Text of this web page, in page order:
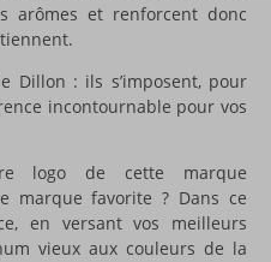
arômes et renforcent donc
Dillon : ils s’imposent, pour
incontournable pour vos
logo de cette marque
marque favorite ? Dans ce
en versant vos meilleurs
vieux aux couleurs de la